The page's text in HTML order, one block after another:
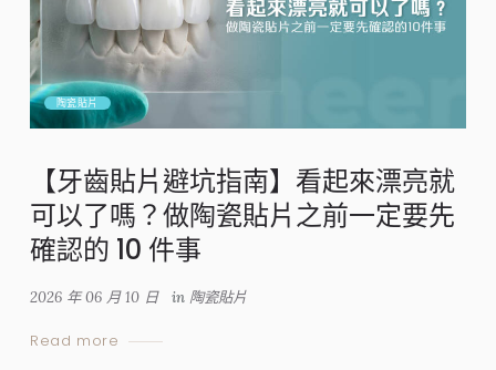
陶瓷貼片
【牙齒貼片避坑指南】看起來漂亮就
可以了嗎？做陶瓷貼片之前一定要先
確認的 10 件事
2026 年 06 月 10 日 in 陶瓷貼片
Read more